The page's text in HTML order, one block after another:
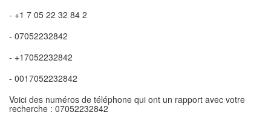
- +1 7 05 22 32 84 2
- 07052232842
- +17052232842
- 0017052232842
Voici des numéros de téléphone qui ont un rapport avec votre
recherche : 07052232842